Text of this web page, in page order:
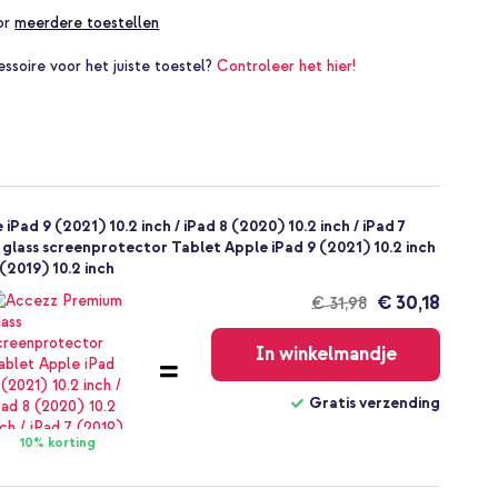
meerdere toestellen
voor het juiste toestel?Controleer het hier!
9 (2021) 10.2 inch / iPad 8 (2020) 10.2 inch / iPad 7
glass screenprotector Tablet Apple iPad 9 (2021) 10.2 inch
10.2 inch
10% korting
€ 31,98
verzending
€ 30,18
In winkelmandje
Gratis verzending